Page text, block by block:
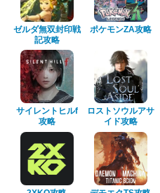
ゼルダ無双封印戦
記攻略
ポケモンZA攻略
サイレントヒルf
攻略
ロストソウルアサ
イド攻略